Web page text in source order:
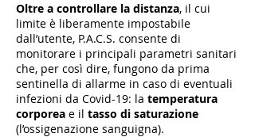
Oltre a controllare la distanza, il cui
limite è liberamente impostabile
dall’utente, P.A.C.S. consente di
monitorare i principali parametri sanitari
che, per così dire, fungono da prima
sentinella di allarme in caso di eventuali
infezioni da Covid-19: la temperatura
corporea e il tasso di saturazione
(l’ossigenazione sanguigna).